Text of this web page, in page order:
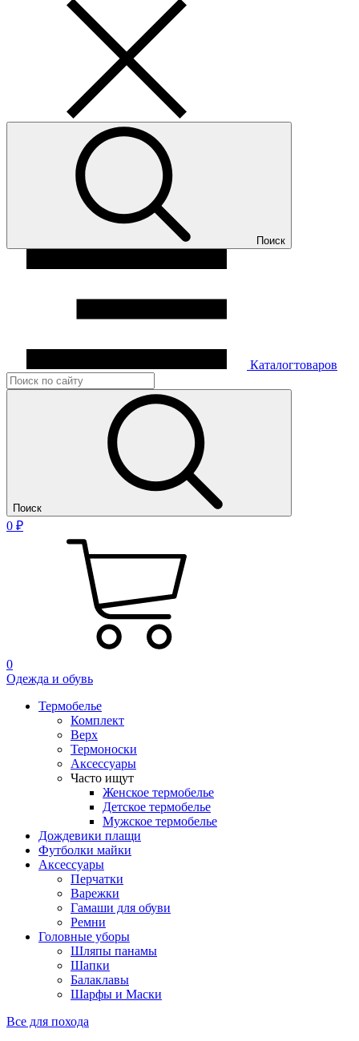
Поиск
Каталогтоваров
Поиск
0 ₽
0
Одежда и обувь
Термобелье
Комплект
Верх
Термоноски
Аксессуары
Часто ищут
Женское термобелье
Детское термобелье
Мужское термобелье
Дождевики плащи
Футболки майки
Аксессуары
Перчатки
Варежки
Гамаши для обуви
Ремни
Головные уборы
Шляпы панамы
Шапки
Балаклавы
Шарфы и Маски
Все для похода